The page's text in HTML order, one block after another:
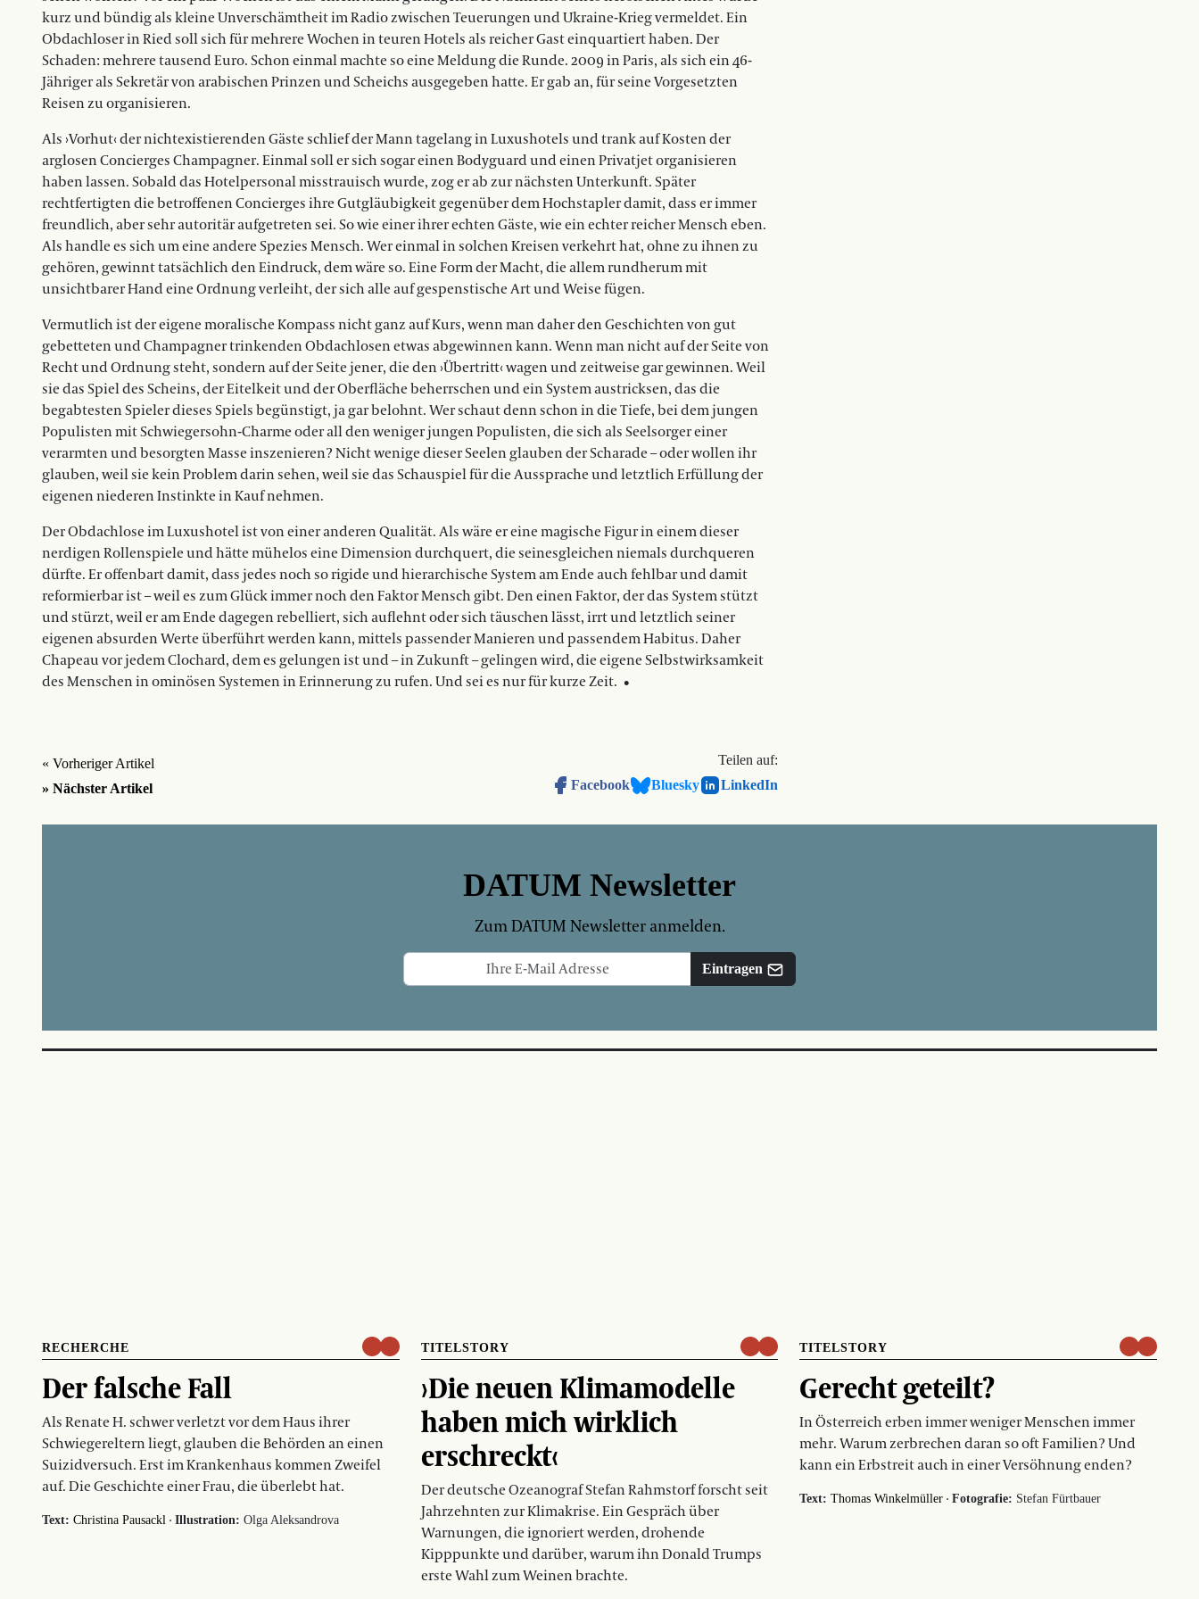
kurz und bündig als kleine Unverschämtheit im Radio zwischen Teuerungen und Ukraine-Krieg vermeldet. Ein
Obdachloser in Ried soll sich für mehrere Wochen in teuren Hotels als reicher Gast einquartiert haben. Der
Schaden: mehrere tausend Euro. Schon einmal machte so eine Meldung die Runde. 2009 in Paris, als sich ein 46-
Jähriger als Sekretär von arabischen Prinzen und Scheichs ausgegeben hatte. Er gab an, für seine Vorgesetzten
Reisen zu organisieren.
Als ›Vorhut‹ der nichtexistierenden Gäste schlief der Mann tagelang in Luxushotels und trank auf Kosten der
arglosen Concierges Champagner. Einmal soll er sich sogar einen Bodyguard und einen Privatjet organisieren
haben lassen. Sobald das Hotelpersonal misstrauisch wurde, zog er ab zur nächsten Unterkunft. Später
rechtfertigten die betroffenen Concierges ihre Gutgläubigkeit gegenüber dem Hochstapler damit, dass er immer
freundlich, aber sehr autoritär aufgetreten sei. So wie einer ihrer echten Gäste, wie ein echter reicher Mensch eben.
Als handle es sich um eine andere Spezies Mensch. Wer einmal in solchen Kreisen verkehrt hat, ohne zu ihnen zu
gehören, gewinnt tatsächlich den Eindruck, dem wäre so. Eine Form der Macht, die allem rundherum mit
unsichtbarer Hand eine Ordnung verleiht, der sich alle auf gespenstische Art und Weise fügen.
Vermutlich ist der eigene moralische Kompass nicht ganz auf Kurs, wenn man daher den Geschichten von gut
gebetteten und Champagner trinkenden Obdachlosen etwas abgewinnen kann. Wenn man nicht auf der Seite von
Recht und Ordnung steht, sondern auf der Seite jener, die den ›Übertritt‹ wagen und zeitweise gar gewinnen. Weil
sie das Spiel des Scheins, der Eitelkeit und der Oberfläche beherrschen und ein System austricksen, das die
begabtesten Spieler dieses Spiels begünstigt, ja gar belohnt. Wer schaut denn schon in die Tiefe, bei dem jungen
Populisten mit Schwiegersohn-Charme oder all den weniger jungen Populisten, die sich als Seelsorger einer
verarmten und besorgten Masse inszenieren? Nicht wenige dieser Seelen glauben der Scharade – oder wollen ihr
glauben, weil sie kein Problem darin sehen, weil sie das Schauspiel für die Aussprache und letztlich Erfüllung der
eigenen niederen Instinkte in Kauf nehmen.
Der Obdachlose im Luxushotel ist von einer anderen Qualität. Als wäre er eine magische Figur in einem dieser
nerdigen Rollenspiele und hätte mühelos eine Dimension durchquert, die seinesgleichen niemals durchqueren
dürfte. Er offenbart damit, dass jedes noch so rigide und hierarchische System am Ende auch fehlbar und damit
reformierbar ist – weil es zum Glück immer noch den Faktor Mensch gibt. Den einen Faktor, der das System stützt
und stürzt, weil er am Ende dagegen rebelliert, sich auflehnt oder sich täuschen lässt, irrt und letztlich seiner
eigenen absurden Werte überführt werden kann, mittels passender Manieren und passendem Habitus. Daher
Chapeau vor jedem Clochard, dem es gelungen ist und – in Zukunft – gelingen wird, die eigene Selbstwirksamkeit
des Menschen in ominösen Systemen in Erinnerung zu rufen. Und sei es nur für kurze Zeit. •
« Vorheriger Artikel
» Nächster Artikel
Teilen auf:
Facebook
Bluesky LinkedIn
DATUM Newsletter
Zum DATUM Newsletter anmelden.
Eintragen
RECHERCHE
Der falsche Fall
Als Renate H. schwer verletzt vor dem Haus ihrer
Schwiegereltern liegt, glauben die Behörden an einen
Suizidversuch. Erst im Krankenhaus kommen Zweifel
auf. Die Geschichte einer Frau, die überlebt hat.
Text: Christina Pausackl · Illustration: Olga Aleksandrova
TITELSTORY
›Die neuen Klimamodelle
haben mich wirklich
erschreckt‹
Der deutsche Ozeanograf Stefan Rahmstorf forscht seit
Jahrzehnten zur Klimakrise. Ein Gespräch über
Warnungen, die ignoriert werden, drohende
Kipppunkte und darüber, warum ihn Donald Trumps
erste Wahl zum Weinen brachte.
TITELSTORY
Gerecht geteilt?
In Österreich erben immer weniger Menschen immer
mehr. Warum zerbrechen daran so oft Familien? Und
kann ein Erbstreit auch in einer Versöhnung enden?
Text: Thomas Winkelmüller ·Fotografie: Stefan Fürtbauer